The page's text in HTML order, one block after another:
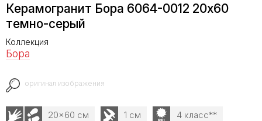
Керамогранит Бора 6064-0012 20х60
темно-серый
Коллекция
Бора
оригинал изображения
20x60 см 1 см 4 класс**